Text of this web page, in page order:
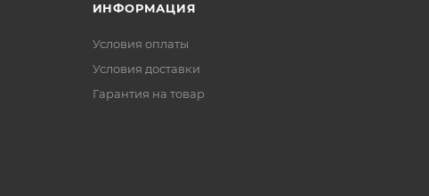
ИНФОРМАЦИЯ
Условия оплаты
Условия доставки
Гарантия на товар